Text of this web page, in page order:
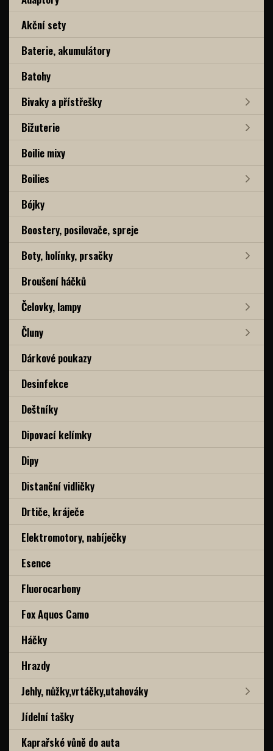
Akční sety
Baterie, akumulátory
Batohy
Bivaky a přístřešky
Bižuterie
Boilie mixy
Boilies
Bójky
Boostery, posilovače, spreje
Boty, holínky, prsačky
Broušení háčků
Čelovky, lampy
Čluny
Dárkové poukazy
Desinfekce
Deštníky
Dipovací kelímky
Dipy
Distanční vidličky
Drtiče, kráječe
Elektromotory, nabíječky
Esence
Fluorocarbony
Fox Aquos Camo
Háčky
Hrazdy
Jehly, nůžky,vrtáčky,utahováky
Jídelní tašky
Kaprařské vůně do auta